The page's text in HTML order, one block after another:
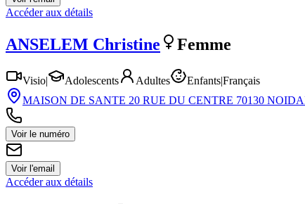
Accéder aux détails
ANSELEM Christine Femme
Visio Adolescents Adultes EnfantsFrançais
MAISON DE SANTE 20 RUE DU CENTRE 70130
Voir le numéro
Voir l'email
Accéder aux détails